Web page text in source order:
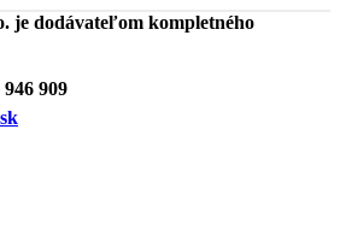
je dodávateľom kompletného
946 909